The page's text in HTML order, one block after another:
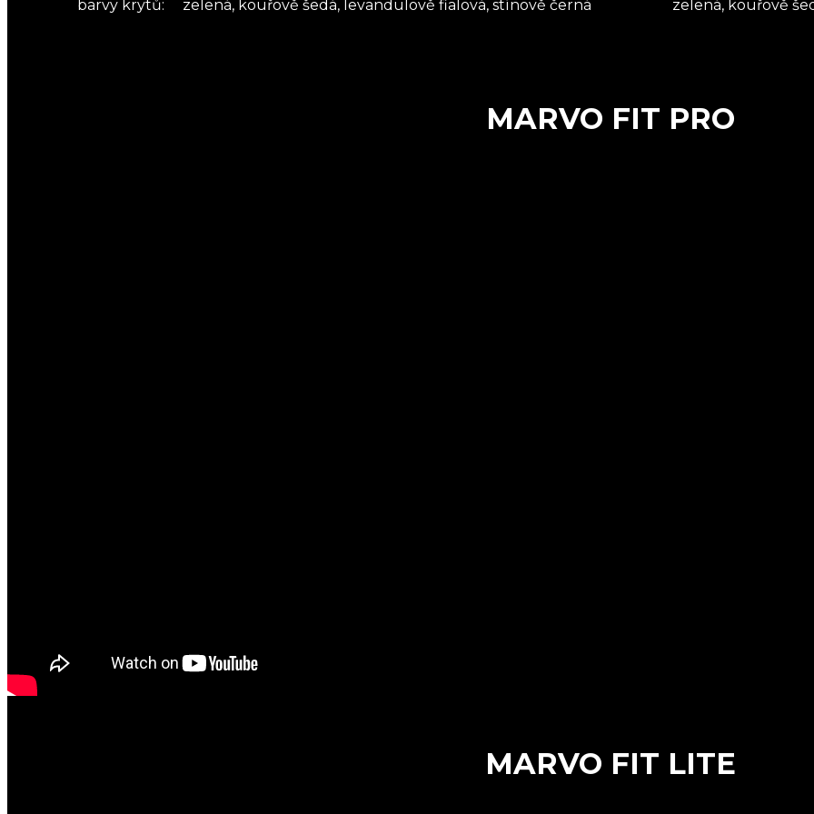
barvy krytů:
zelená, kouřově šedá, levandulově fialová, stínově černá
zelená, kouřově
MARVO FIT PRO
MARVO FIT LITE